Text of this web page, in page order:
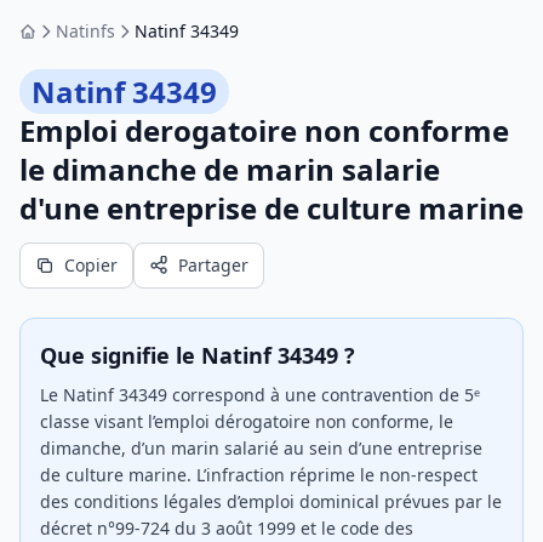
AccueilNatinfs Natinf 34349
Natinf 34349
Emploi derogatoire non conforme
le dimanche de marin salarie
d'une entreprise de culture marine
Copier Partager
Que signifie le Natinf 34349 ?
Le Natinf 34349 correspond à une contravention de 5ᵉ
classe visant l’emploi dérogatoire non conforme, le
dimanche, d’un marin salarié au sein d’une entreprise
de culture marine. L’infraction réprime le non-respect
des conditions légales d’emploi dominical prévues par le
décret n°99-724 du 3 août 1999 et le code des